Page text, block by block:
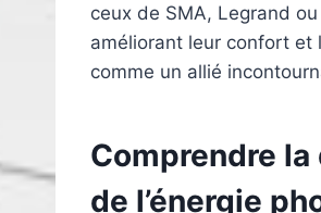
ceux de SMA, Legrand
améliorant leur confort et
comme un allié
Comprendre
de l’énergie